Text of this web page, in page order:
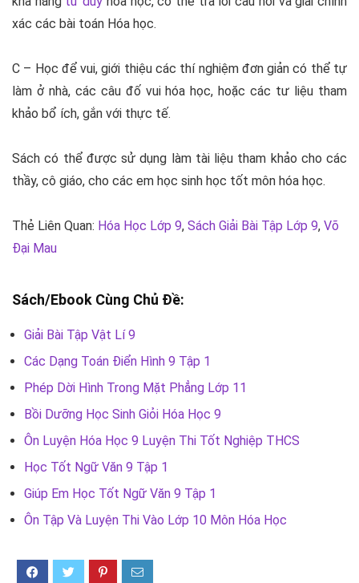
xác các bài toán Hóa học.
C – Học để vui, giới thiệu các thí nghiệm đơn giản có thể tự
làm ở nhà, các câu đố vui hóa học, hoặc các tư liệu tham
khảo bổ ích, gắn với thực tế.
Sách có thể được sử dụng làm tài liệu tham khảo cho các
thầy, cô giáo, cho các em học sinh học tốt môn hóa học.
Thẻ Liên Quan: Hóa Học Lớp 9, Sách Giải Bài Tập Lớp 9, Võ
Đại Mau
Sách/Ebook Cùng Chủ Đề:
Giải Bài Tập Vật Lí 9
Các Dạng Toán Điển Hình 9 Tập 1
Phép Dời Hình Trong Mặt Phẳng Lớp 11
Bồi Dưỡng Học Sinh Giỏi Hóa Học 9
Ôn Luyện Hóa Học 9 Luyện Thi Tốt Nghiệp THCS
Học Tốt Ngữ Văn 9 Tập 1
Giúp Em Học Tốt Ngữ Văn 9 Tập 1
Ôn Tập Và Luyện Thi Vào Lớp 10 Môn Hóa Học